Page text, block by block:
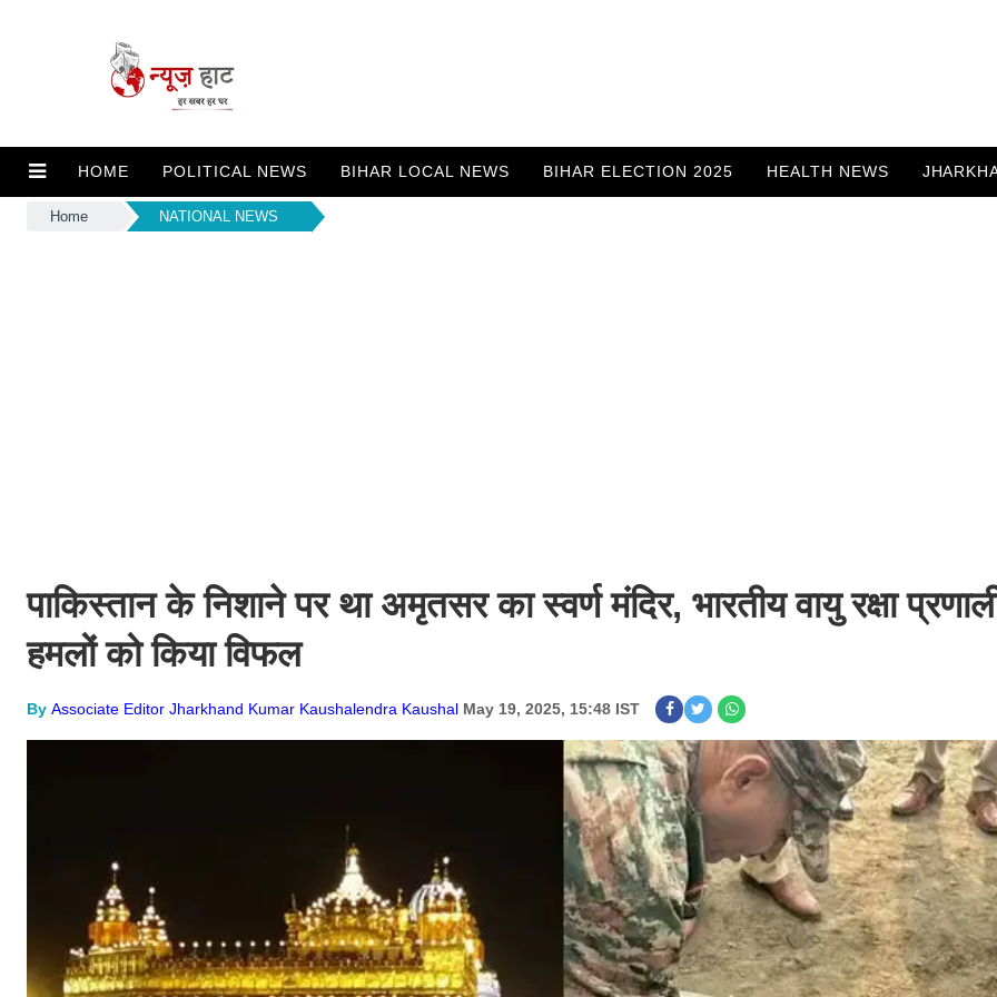
HOME POLITICAL NEWS BIHAR LOCAL NEWS BIHAR ELECTION 2025 HEALTH NEWS
Home NATIONAL NEWS
पाकिस्तान के निशाने पर था अमृतसर का स्वर्ण मंदिर, भारतीय वायु रक्षा
हमलों को किया विफल
By Associate Editor Jharkhand Kumar Kaushalendra Kaushal May 19, 2025, 15:48 IST